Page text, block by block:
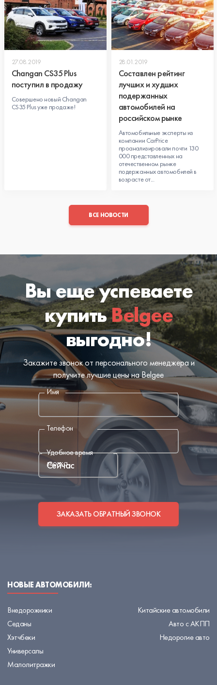
27.08.2019
Changan CS35 Plus
поступил в продажу
Совершено новый Changan
CS35 Plus уже продаже!
28.01.2019
Составлен рейтинг
лучших и худших
подержанных
автомобилей на
российском рынке
Автомобильные эксперты из
компании CarPrice
проанализировали почти 130
000 представленных на
отечественном рынке
подержанных автомобилей в
возрасте от...
ВСЕ НОВОСТИ
Вы еще успеваете
купитьBelgee
выгодно!
Закажите звонок от персонального менеджера и
получите лучшие цены на Belgee
Имя
Телефон
Удобное время
звонка
ЗАКАЗАТЬ ОБРАТНЫЙ ЗВОНОК
НОВЫЕ АВТОМОБИЛИ:
Внедорожники
Китайские автомобили
Седаны
Авто с АКПП
Хэтчбеки
Недорогие авто
Универсалы
Малолитражки